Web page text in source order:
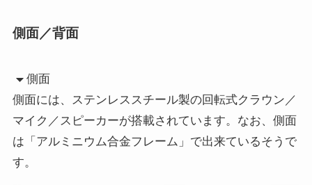
側面／背面
側面
側面には、ステンレススチール製の回転式クラウン／
マイク／スピーカーが搭載されています。なお、側面
は「アルミニウム合金フレーム」で出来ているそうで
す。